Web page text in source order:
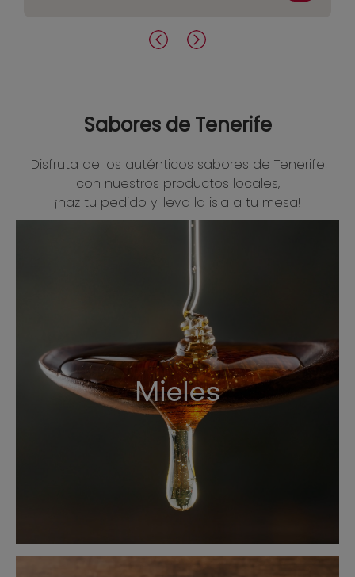
Sabores de Tenerife
Disfruta de los auténticos sabores de Tenerife
con nuestros productos locales,
¡haz tu pedido y lleva la isla a tu mesa!
Mieles